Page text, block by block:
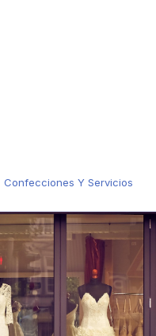
Confecciones Y Servicios